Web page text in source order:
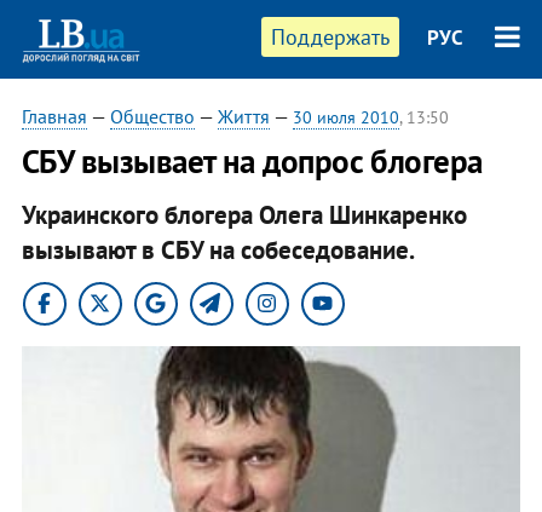
Поддержать РУС
Главная — Общество — Життя — 30 июля 2010, 13:50
СБУ вызывает на допрос блогера
Украинского блогера Олега Шинкаренко
вызывают в СБУ на собеседование.